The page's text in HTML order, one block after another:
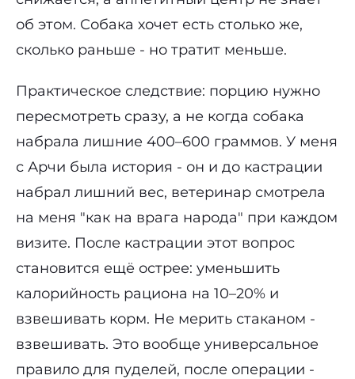
об этом. Собака хочет есть столько же,
сколько раньше - но тратит меньше.
Практическое следствие: порцию нужно
пересмотреть сразу, а не когда собака
набрала лишние 400–600 граммов. У меня
с Арчи была история - он и до кастрации
набрал лишний вес, ветеринар смотрела
на меня "как на врага народа" при каждом
визите. После кастрации этот вопрос
становится ещё острее: уменьшить
калорийность рациона на 10–20% и
взвешивать корм. Не мерить стаканом -
взвешивать. Это вообще универсальное
правило для пуделей, после операции -